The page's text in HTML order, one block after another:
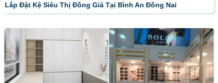
Lắp Đặt Kệ Siêu Thị Đồng Giá Tại Bình An Đồng Nai